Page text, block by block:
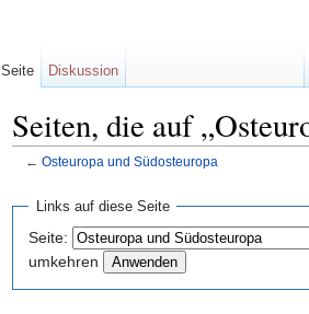
Seiten, die auf
← Osteuropa und Südosteuropa
Links auf diese Seite
Seite:
umkehren
Seite Diskussion